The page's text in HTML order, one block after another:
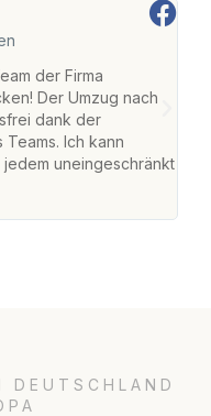
der Firma
Der Umzug nach
dank der
Ich kann
uneingeschränkt
DEUTSCHLAND